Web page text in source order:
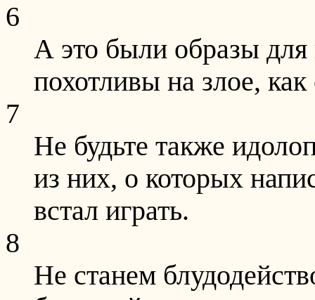
6
А это были образы
похотливы на злое,
7
Не будьте также
из них, о которых
встал играть.
8
Не станем